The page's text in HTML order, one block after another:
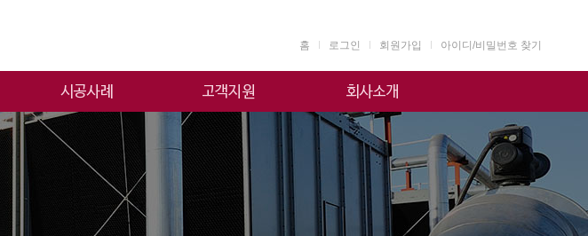
홈 로그인 회원가입 아이디/비밀번호 찾기
시공사례
자료실
온라인 상담
인사말
기업소개
주요연혁
인증현황